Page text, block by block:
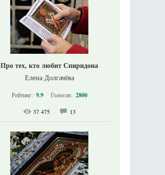
Про тех, кто любит Спиридона
Елена Долгачёва
Рейтинг: 9.9 Голосов: 2800
37 475 13